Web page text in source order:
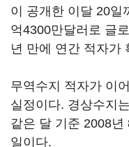
이 공개한 이달 20일
억4300만달러로 글
년 만에 연간 적자가
무역수지 적자가 이
실정이다. 경상수지
같은 달 기준 2008
일이다.